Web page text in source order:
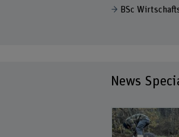
BSc
News